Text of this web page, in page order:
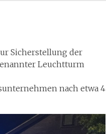
Sicherstellung der
Leuchtturm
nach etwa 4